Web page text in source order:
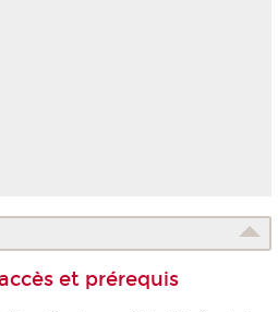
et prérequis